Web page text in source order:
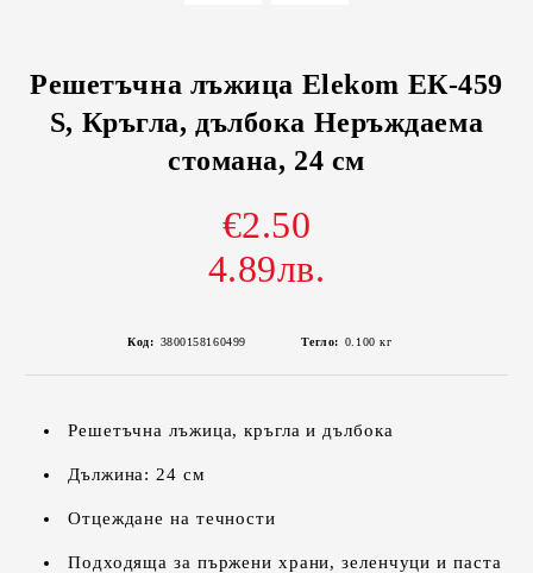
Решетъчна лъжица Elekom ЕК-459
S, Кръгла, дълбока Неръждаема
стомана, 24 см
€2.50
4.89лв.
Код: 3800158160499 Тегло: 0.100 кг
Решетъчна лъжица, кръгла и дълбока
Дължина: 24 см
Отцеждане на течности
Подходяща за пържени храни, зеленчуци и паста